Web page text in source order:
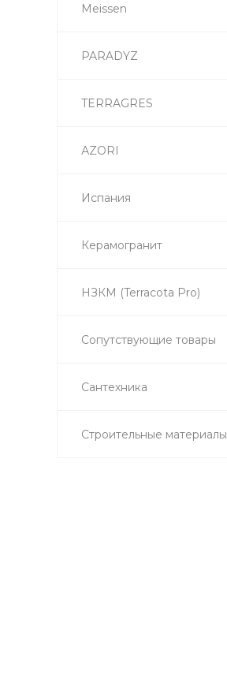
Meissen
PARADYZ
TERRAGRES
АZORI
Испания
Керамогранит
НЗКМ (Terracota Pro)
Сопутствующие товары
Сантехника
Строительные материалы